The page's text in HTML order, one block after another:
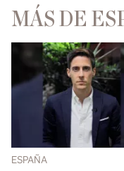
MÁS DE
ESPAÑA